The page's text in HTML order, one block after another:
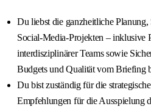
Du liebst die ganzheitliche
Social-Media-Projekten – inklusive
interdisziplinärer Teams sowie
Budgets und Qualität vom Briefing
Du bist zuständig für die
Empfehlungen für die Ausspielung